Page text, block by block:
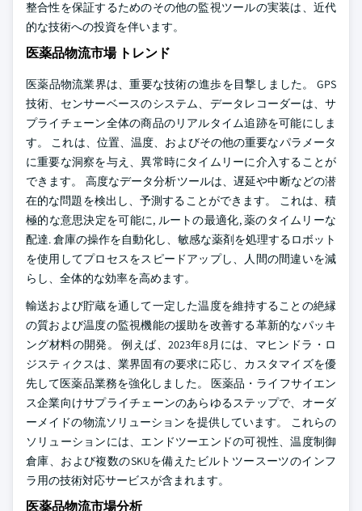
整合性を保証するためのその他の監視ツールの実装は、近代
的な技術への投資を伴います。
医薬品物流市場 トレンド
医薬品物流業界は、重要な技術の進歩を目撃しました。 GPS
技術、センサーベースのシステム、データレコーダーは、サ
プライチェーン全体の商品のリアルタイム追跡を可能にしま
す。 これは、位置、温度、およびその他の重要なパラメータ
に重要な洞察を与え、異常時にタイムリーに介入することが
できます。 高度なデータ分析ツールは、遅延や中断などの潜
在的な問題を検出し、予測することができます。 これは、積
極的な意思決定を可能に, ルートの最適化, 薬のタイムリーな
配達. 倉庫の操作を自動化し、敏感な薬剤を処理するロボット
を使用してプロセスをスピードアップし、人間の間違いを減
らし、全体的な効率を高めます。
輸送および貯蔵を通して一定した温度を維持することの絶縁
の質および温度の監視機能の援助を改善する革新的なパッキ
ング材料の開発。 例えば、2023年8月には、マヒンドラ・ロ
ジスティクスは、業界固有の要求に応じ、カスタマイズを優
先して医薬品業務を強化しました。 医薬品・ライフサイエン
ス企業向けサプライチェーンのあらゆるステップで、オーダ
ーメイドの物流ソリューションを提供しています。 これらの
ソリューションには、エンドツーエンドの可視性、温度制御
倉庫、および複数のSKUを備えたビルトツースーツのインフ
ラ用の技術対応サービスが含まれます。
医薬品物流市場分析